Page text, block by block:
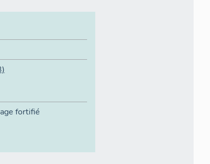
fortifié